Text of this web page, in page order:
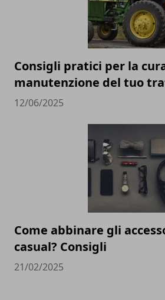
Consigli pratici per la
manutenzione del tuo
12/06/2025
Come abbinare gli
casual? Consigli
21/02/2025